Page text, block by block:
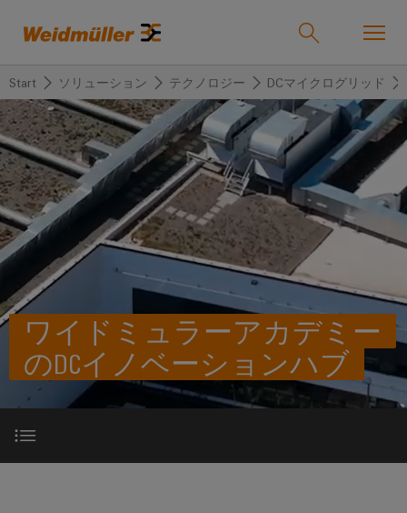
オンラインショップ
Support Center
easyConnect
産業
戻
る
産
業
Weidmüller
IndustryMatch
課
具
体
的
ソリューション
戻
る
ソ
リ
ュ
ョ
ン
テ
製品
戻
る
製
品
業
用
接
続
機
端
サービス
戻
る
サ
ー
ビ
カ
ス
タ
ム
企業
戻
る
企
業
イ
ド
ミ
ュ
ラ
戻
る
サ
ポ
ー
代
理
店
情
特
Start ソリューション テクノロジー DCマイクログリッド
ワイドミュラーアカデミー
のDCイノベーションハブ